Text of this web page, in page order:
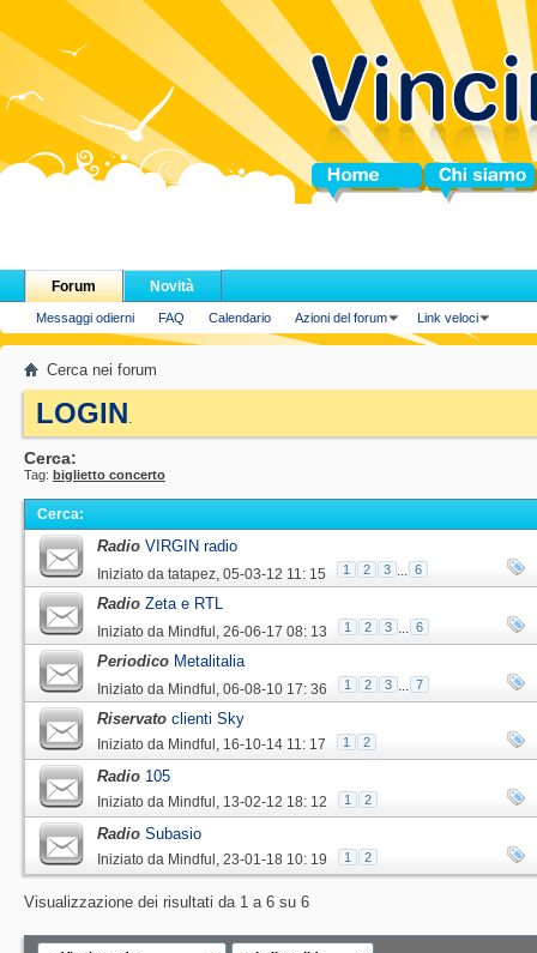
Home Chi siamo
Forum
Messaggi odierni FAQ Calendario Azioni del forum Link veloci
Novità
Cerca nei forum
LOGIN.
Cerca:
Tag: biglietto concerto
Cerca:
Radio VIRGIN radio
Iniziato da tatapez‎, 05-03-12 11: 15 1 2 3 ... 6
Radio Zeta e RTL
Iniziato da Mindful ‎, 26-06-17 08: 13 1 2 3 ... 6
Periodico Metalitalia
Iniziato da Mindful ‎, 06-08-10 17: 36 1 2 3 ... 7
Riservato clienti Sky
Iniziato da Mindful ‎, 16-10-14 11: 17 1 2
Radio 105
Iniziato da Mindful ‎, 13-02-12 18: 12 1 2
Radio Subasio
Iniziato da Mindful ‎, 23-01-18 10: 19 1 2
Visualizzazione dei risultati da 1 a 6 su 6